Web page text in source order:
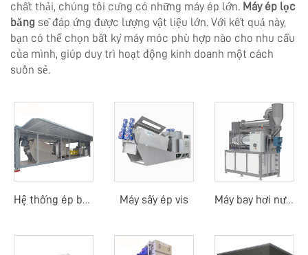
chất thải, chúng tôi cũng có những máy ép lớn. Máy ép lọc
băng sẽ đáp ứng được lượng vật liệu lớn. Với kết quả này,
bạn có thể chọn bất kỳ máy móc phù hợp nào cho nhu cầu
của mình, giúp duy trì hoạt động kinh doanh một cách
suôn sẻ.
Hệ thống ép bùn di động Máy sấy ép vis Máy bay hơi nước thải